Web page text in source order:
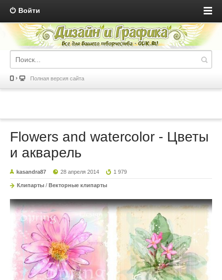
Войти
Полная версия сайта
Flowers and watercolor - Цветы
и акварель
kasandra87 28 апреля 2014 1 979
Клипарты / Векторные клипарты